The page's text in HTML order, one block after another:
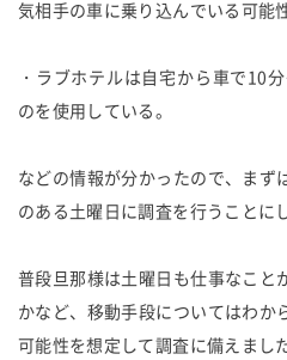
気相手の車に乗り込んでいる可能
・ラブホテルは自宅から車で10
のを使用している。
などの情報が分かったので、まず
のある土曜日に調査を行うことに
普段旦那様は土曜日も仕事なこと
かなど、移動手段についてはわか
可能性を想定して調査に備えました